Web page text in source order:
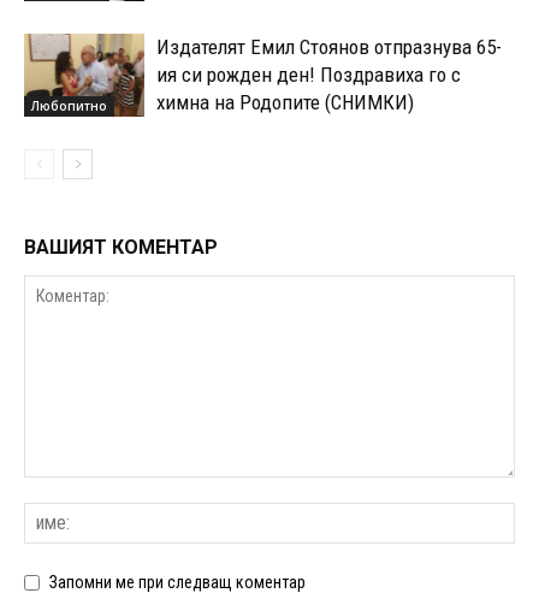
Любопитно
Издателят Емил Стоянов отпразнува 65-
ия си рожден ден! Поздравиха го с
химна на Родопите (СНИМКИ)
ВАШИЯТ КОМЕНТАР
Запомни ме при следващ коментар